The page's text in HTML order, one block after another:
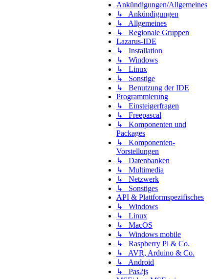
Ankündigungen/Allgemeines
↳ Ankündigungen
↳ Allgemeines
↳ Regionale Gruppen
Lazarus-IDE
↳ Installation
↳ Windows
↳ Linux
↳ Sonstige
↳ Benutzung der IDE
Programmierung
↳ Einsteigerfragen
↳ Freepascal
↳ Komponenten und
Packages
↳ Komponenten-
Vorstellungen
↳ Datenbanken
↳ Multimedia
↳ Netzwerk
↳ Sonstiges
API & Plattformspezifisches
↳ Windows
↳ Linux
↳ MacOS
↳ Windows mobile
↳ Raspberry Pi & Co.
↳ AVR, Arduino & Co.
↳ Android
↳ Pas2js